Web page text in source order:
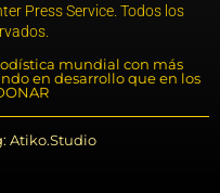
Press Service. Todos los
mundial con más
en desarrollo que en los
Atiko.Studio